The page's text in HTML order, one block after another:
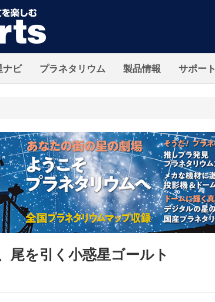
ナビ プラネタリウム 製品情報 サポート
尾を引く小惑星ゴールト